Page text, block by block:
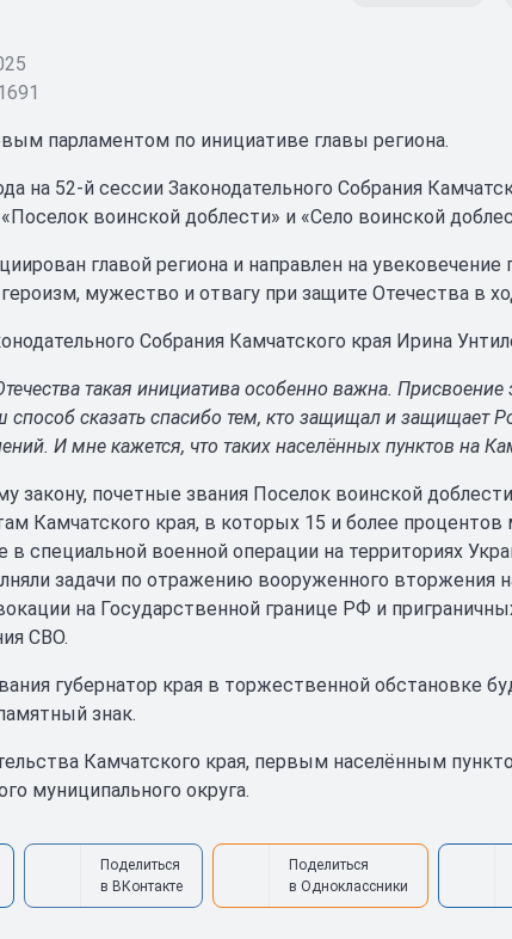
парламентом по инициативе главы региона.
на 52‑й сессии Законодательного Собрания
воинской доблести» и «Село воинской
главой региона и направлен на
мужество и отвагу при защите Отечества в
Собрания Камчатского края Ирина
такая инициатива особенно важна.
способ сказать спасибо тем, кто защищал и защищает
И мне кажется, что таких населённых пунктов на
закону, почетные звания Поселок воинской
Камчатского края, в которых 15 и более
в специальной военной операции на территориях
задачи по отражению вооруженного вторжения
на Государственной границе РФ и
СВО.
губернатор края в торжественной обстановке
знак.
Камчатского края, первым населённым
муниципального округа.
Поделиться
в ВКонтакте
Поделиться
в Одноклассники